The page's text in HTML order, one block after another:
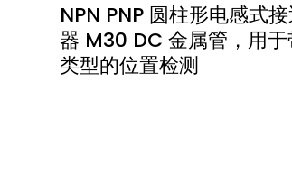
NPN PNP 圆柱形电感式
器 M30 DC 金属管，用
类型的位置检测